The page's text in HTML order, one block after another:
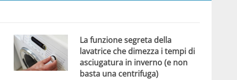
La funzione segreta della
lavatrice che dimezza i tempi di
asciugatura in inverno (e non
basta una centrifuga)